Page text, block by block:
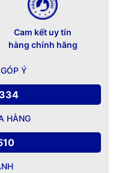
Cam kết uy tín
hàng chính hãng
Ý
HÀNG